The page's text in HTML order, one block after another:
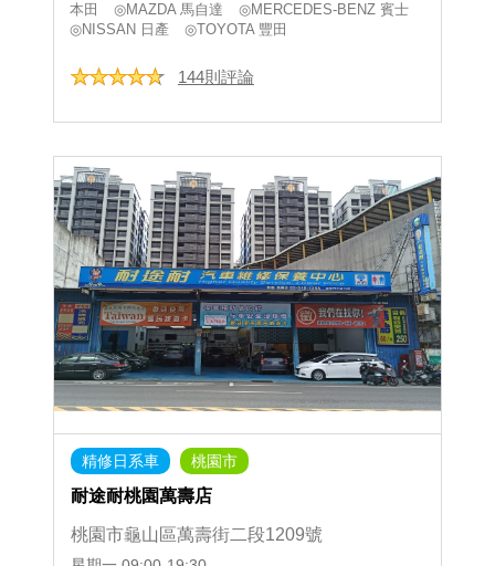
本田
◎MAZDA 馬自達
◎MERCEDES-BENZ 賓士
◎NISSAN 日產
◎TOYOTA 豐田
144則評論
精修日系車 桃園市
耐途耐桃園萬壽店
桃園市龜山區萬壽街二段1209號